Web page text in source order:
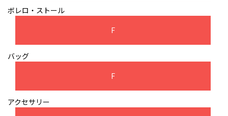
ボレロ・ストール
F
バッグ
F
アクセサリー